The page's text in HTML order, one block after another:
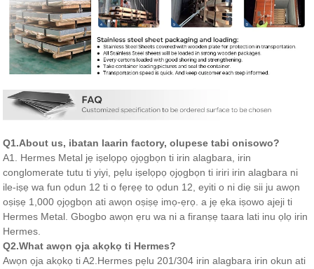
Q1.About us, ibatan laarin factory, olupese tabi onisowo?
A1. Hermes Metal jẹ iṣelọpọ ọjọgbọn ti irin alagbara, irin
conglomerate tutu ti yiyi, pẹlu iṣelọpọ ọjọgbọn ti iriri irin alagbara ni
ile-iṣẹ wa fun ọdun 12 ti o fẹrẹẹ to ọdun 12, eyiti o ni diẹ sii ju awọn
oṣiṣẹ 1,000 ọjọgbọn ati awọn oṣiṣẹ imọ-ẹrọ. a jẹ ẹka iṣowo ajeji ti
Hermes Metal. Gbogbo awọn ẹru wa ni a firanṣẹ taara lati inu ọlọ irin
Hermes.
Q2.What awọn ọja akọkọ ti Hermes?
Awọn ọja akọkọ ti A2.Hermes pẹlu 201/304 irin alagbara irin okun ati